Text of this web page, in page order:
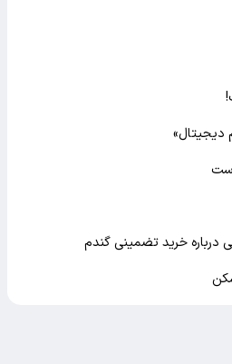
دیجیتال»
خرید تضمینی گندم